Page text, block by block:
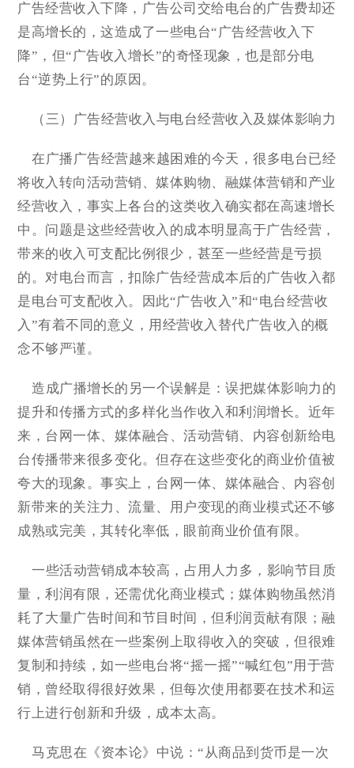
广告经营收入下降，广告公司交给电台的广告费却还
是高增长的，这造成了一些电台“广告经营收入下
降”，但“广告收入增长”的奇怪现象，也是部分电
台“逆势上行”的原因。
（三）广告经营收入与电台经营收入及媒体影响力
在广播广告经营越来越困难的今天，很多电台已经
将收入转向活动营销、媒体购物、融媒体营销和产业
经营收入，事实上各台的这类收入确实都在高速增长
中。问题是这些经营收入的成本明显高于广告经营，
带来的收入可支配比例很少，甚至一些经营是亏损
的。对电台而言，扣除广告经营成本后的广告收入都
是电台可支配收入。因此“广告收入”和“电台经营收
入”有着不同的意义，用经营收入替代广告收入的概
念不够严谨。
造成广播增长的另一个误解是：误把媒体影响力的
提升和传播方式的多样化当作收入和利润增长。近年
来，台网一体、媒体融合、活动营销、内容创新给电
台传播带来很多变化。但存在这些变化的商业价值被
夸大的现象。事实上，台网一体、媒体融合、内容创
新带来的关注力、流量、用户变现的商业模式还不够
成熟或完美，其转化率低，眼前商业价值有限。
一些活动营销成本较高，占用人力多，影响节目质
量，利润有限，还需优化商业模式；媒体购物虽然消
耗了大量广告时间和节目时间，但利润贡献有限；融
媒体营销虽然在一些案例上取得收入的突破，但很难
复制和持续，如一些电台将“摇一摇”“喊红包”用于营
销，曾经取得很好效果，但每次使用都要在技术和运
行上进行创新和升级，成本太高。
马克思在《资本论》中说：“从商品到货币是一次